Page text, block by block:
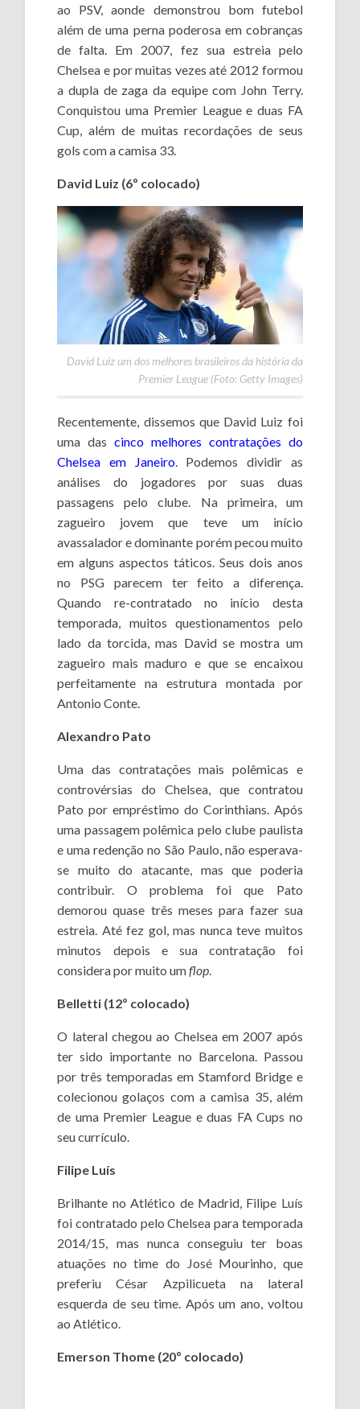
ao PSV, aonde demonstrou bom futebol
além de uma perna poderosa em cobranças
de falta. Em 2007, fez sua estreia pelo
Chelsea e por muitas vezes até 2012 formou
a dupla de zaga da equipe com John Terry.
Conquistou uma Premier League e duas FA
Cup, além de muitas recordações de seus
gols com a camisa 33.
David Luiz (6º colocado)
David Luiz um dos melhores brasileiros da história da
Premier League (Foto: Getty Images)
Recentemente, dissemos que David Luiz foi
uma dascinco melhores contratações do
Chelsea em Janeiro. Podemos dividir as
análises do jogadores por suas duas
passagens pelo clube. Na primeira, um
zagueiro jovem que teve um início
avassalador e dominante porém pecou muito
em alguns aspectos táticos. Seus dois anos
no PSG parecem ter feito a diferença.
Quando re-contratado no início desta
temporada, muitos questionamentos pelo
lado da torcida, mas David se mostra um
zagueiro mais maduro e que se encaixou
perfeitamente na estrutura montada por
Antonio Conte.
Alexandro Pato
Uma das contratações mais polêmicas e
controvérsias do Chelsea, que contratou
Pato por empréstimo do Corinthians. Após
uma passagem polêmica pelo clube paulista
e uma redenção no São Paulo, não esperava-
se muito do atacante, mas que poderia
contribuir. O problema foi que Pato
demorou quase três meses para fazer sua
estreia. Até fez gol, mas nunca teve muitos
minutos depois e sua contratação foi
considera por muito umflop.
Belletti (12º colocado)
O lateral chegou ao Chelsea em 2007 após
ter sido importante no Barcelona. Passou
por três temporadas em Stamford Bridge e
colecionou golaços com a camisa 35, além
de uma Premier League e duas FA Cups no
seu currículo.
Filipe Luís
Brilhante no Atlético de Madrid, Filipe Luís
foi contratado pelo Chelsea para temporada
2014/15, mas nunca conseguiu ter boas
atuações no time do José Mourinho, que
preferiu César Azpilicueta na lateral
esquerda de seu time. Após um ano, voltou
ao Atlético.
Emerson Thome (20º colocado)